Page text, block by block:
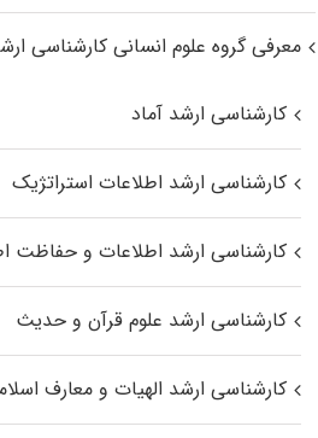
معرفی گروه علوم انسانی کارشناسی
کارشناسی ارشد آماد
کارشناسی ارشد اطلاعات استراتژیک
کارشناسی ارشد اطلاعات و حفاظت
کارشناسی ارشد علوم قرآن و حدیث
کارشناسی ارشد الهیات و معارف